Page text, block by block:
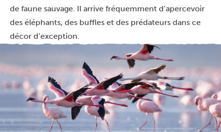
de faune sauvage. Il arrive fréquemment d’apercevoir
des éléphants, des buffles et des prédateurs dans ce
décor d’exception.